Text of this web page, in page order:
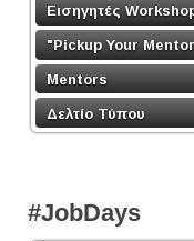
Εισηγητές
"Pickup Your
Mentors
Δελτίο Τύπου
#JobDays